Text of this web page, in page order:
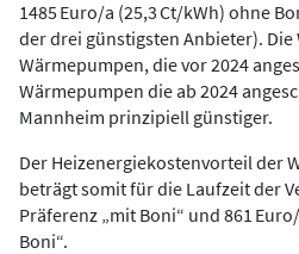
1485 Euro/a (25,3 Ct/kWh) ohne
der drei günstigsten Anbieter). Die
Wärmepumpen, die vor 2024
Wärmepumpen die ab 2024
Mannheim prinzipiell günstiger.
Der Heizenergiekostenvorteil der
beträgt somit für die Laufzeit der
Präferenz „mit Boni“ und 861
Boni“.